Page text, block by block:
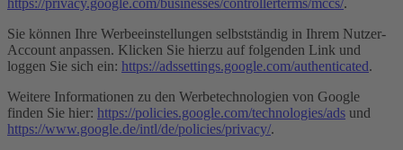
Sie können Ihre Werbeeinstellungen selbstständig in Ihrem Nutzer-
Account anpassen. Klicken Sie hierzu auf folgenden Link und
loggen Sie sich ein: https://adssettings.google.com/authenticated.
Weitere Informationen zu den Werbetechnologien von Google
finden Sie hier: https://policies.google.com/technologies/ads und
https://www.google.de/intl/de/policies/privacy/.